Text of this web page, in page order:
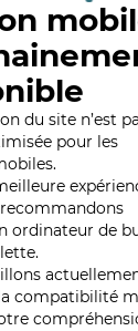
du site n’est
pour les
ordinateur de
compatibilité